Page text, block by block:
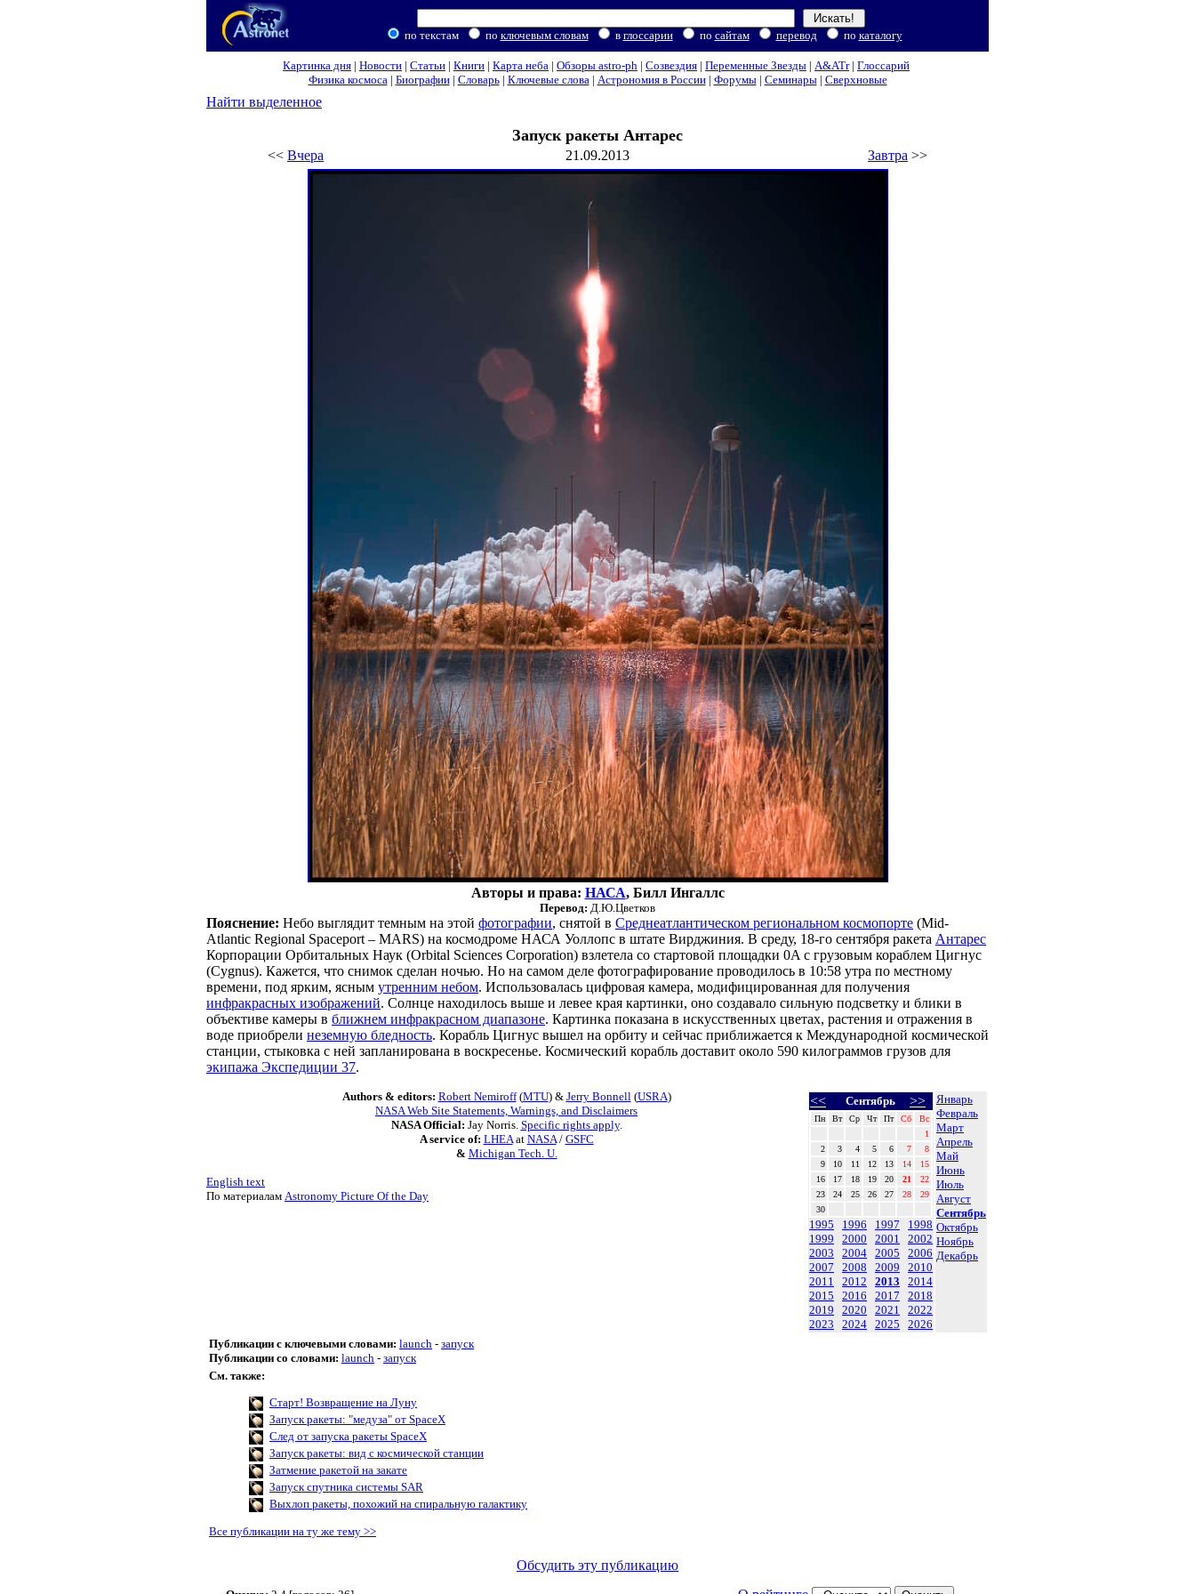
по текстам по ключевым словам в глоссарии по сайтам перевод по каталогу
Картинка дня | Новости | Статьи | Книги | Карта неба | Обзоры astro-ph | Созвездия | Переменные Звезды | A&ATr| Глоссарий
Физика космоса| Биографии| Словарь| Ключевые слова| Астрономия в России| Форумы| Семинары| Сверхновые
Найти выделенное
Запуск ракеты Антарес
<< Вчера 21.09.2013 Завтра >>
Авторы и права: НАСА, Билл Ингаллс
Перевод: Д.Ю.Цветков
Пояснение: Небо выглядит темным на этой фотографии, снятой в Среднеатлантическом региональном космопорте (Mid-
Atlantic Regional Spaceport – MARS) на космодроме НАСА Уоллопс в штате Вирджиния. В среду, 18-го сентября ракета Антарес
Корпорации Орбитальных Наук (Orbital Sciences Corporation) взлетела со стартовой площадки 0A с грузовым кораблем Цигнус
(Cygnus). Кажется, что снимок сделан ночью. Но на самом деле фотографирование проводилось в 10:58 утра по местному
времени, под ярким, ясным утренним небом. Использовалась цифровая камера, модифицированная для получения
инфракрасных изображений. Солнце находилось выше и левее края картинки, оно создавало сильную подсветку и блики в
объективе камеры в ближнем инфракрасном диапазоне. Картинка показана в искусственных цветах, растения и отражения в
воде приобрели неземную бледность. Корабль Цигнус вышел на орбиту и сейчас приближается к Международной космической
станции, стыковка с ней запланирована в воскресенье. Космический корабль доставит около 590 килограммов грузов для
экипажа Экспедиции 37.
<< Сентябрь >>
Пн Вт Ср Чт Пт Сб
Вс
1
2
3 4 5 6 7
8
9
10 11 12 13 14
15
16
17 18 19 20 21
22
23
24 25 26 27 28
29
30
1995 1996 1997
1998
1999
2000 2001
2002
2003
2004 2005
2006
2007
2008 2009
2010
2011
2012 2013
2014
2015
2016 2017
2018
2019
2020 2021
2022
2023
2024 2025 2026
Январь
Февраль
Март
Апрель
Май
Июнь
Июль
Август
Сентябрь
Октябрь
Ноябрь
Декабрь
Authors & editors: Robert Nemiroff(MTU) & Jerry Bonnell(USRA)
NASA Web Site Statements, Warnings, and Disclaimers
NASA Official: Jay Norris. Specific rights apply.
A service of: LHEAat NASA/ GSFC
& Michigan Tech. U.
English text
По материалам Astronomy Picture Of the Day
Публикации с ключевыми словами: launch - запуск
Публикации со словами: launch - запуск
См. также:
Старт! Возвращение на Луну
Запуск ракеты: "медуза" от SpaceX
След от запуска ракеты SpaceX
Запуск ракеты: вид с космической станции
Затмение ракетой на закате
Запуск спутника системы SAR
Выхлоп ракеты, похожий на спиральную галактику
Все публикации на ту же тему >>
Обсудить эту публикацию